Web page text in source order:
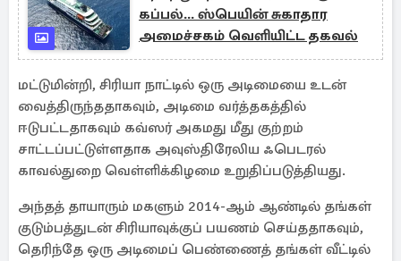
கப்பல்... ஸ்பெயின் சுகாதார
அமைச்சகம் வெளியிட்ட தகவல்
மட்டுமின்றி, சிரியா நாட்டில் ஒரு அடிமையை உடன்
வைத்திருந்ததாகவும், அடிமை வர்த்தகத்தில்
ஈடுபட்டதாகவும் கவ்ஸர் அகமது மீது குற்றம்
சாட்டப்பட்டுள்ளதாக அவுஸ்திரேலிய ஃபெடரல்
காவல்துறை வெள்ளிக்கிழமை உறுதிப்படுத்தியது.
அந்தத் தாயாரும் மகளும் 2014-ஆம் ஆண்டில் தங்கள்
குடும்பத்துடன் சிரியாவுக்குப் பயணம் செய்ததாகவும்,
தெரிந்தே ஒரு அடிமைப் பெண்ணைத் தங்கள் வீட்டில்